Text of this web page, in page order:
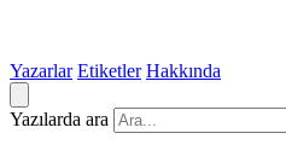
Yazarlar Etiketler Hakkında
Yazılarda ara